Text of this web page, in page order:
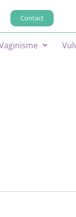
Contact